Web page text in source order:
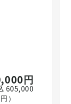
円
605,000
円）